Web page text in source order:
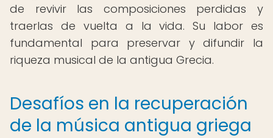
de revivir las composiciones perdidas y
traerlas de vuelta a la vida. Su labor es
fundamental para preservar y difundir la
riqueza musical de la antigua Grecia.
Desafíos en la recuperación
de la música antigua griega